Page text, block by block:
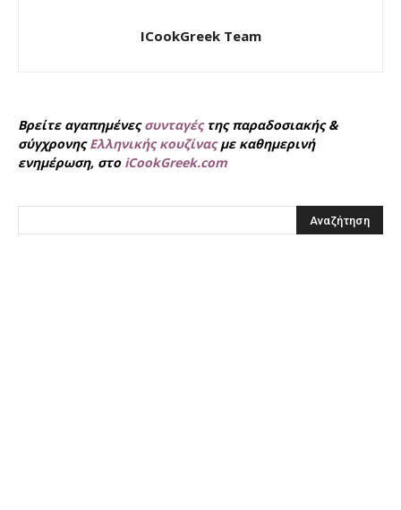
ICookGreek Team
Βρείτε αγαπημένεςσυνταγέςτης παραδοσιακής &
σύγχρονηςΕλληνικής κουζίναςμε καθημερινή
ενημέρωση, στο iCookGreek.com